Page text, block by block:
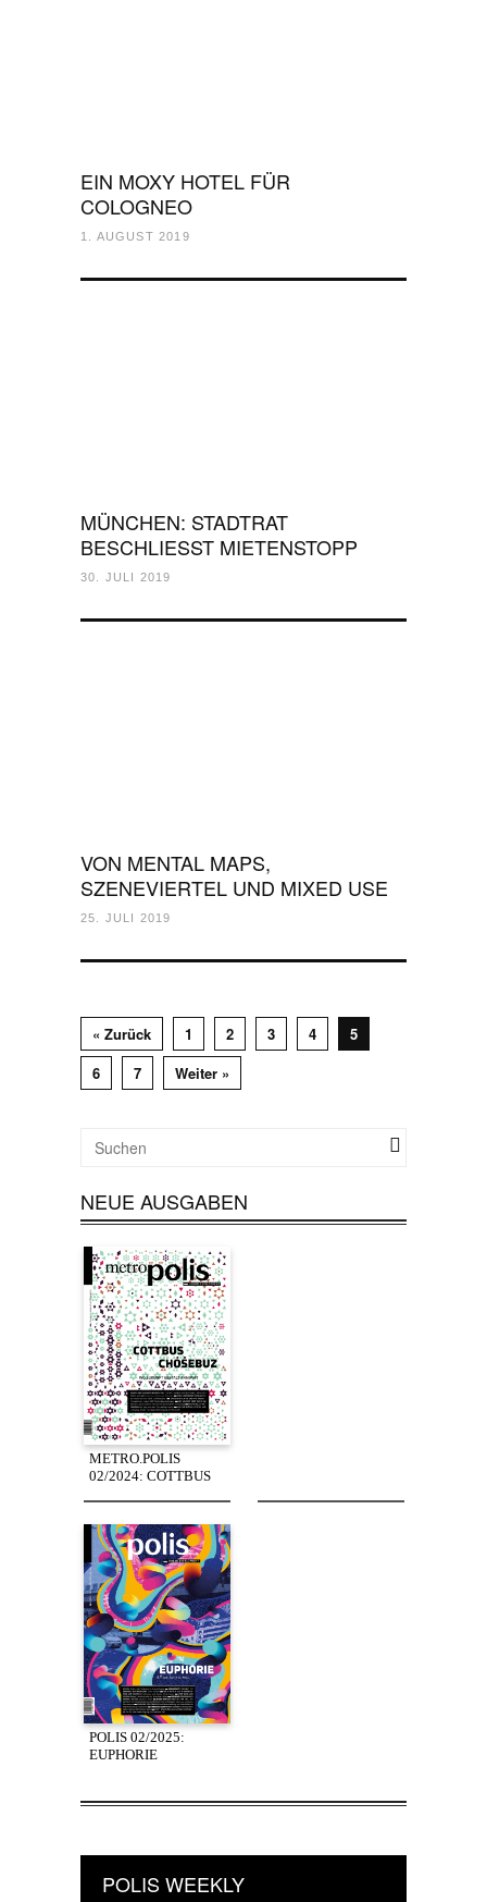
EIN MOXY HOTEL FÜR
COLOGNEO
1. AUGUST 2019
MÜNCHEN: STADTRAT
BESCHLIESST MIETENSTOPP
30. JULI 2019
VON MENTAL MAPS,
SZENEVIERTEL UND MIXED USE
25. JULI 2019
« Zurück 1 2 3 4
5
6
7 Weiter »
NEUE AUSGABEN
METRO.POLIS
02/2024: COTTBUS
POLIS 02/2025:
EUPHORIE
POLIS WEEKLY